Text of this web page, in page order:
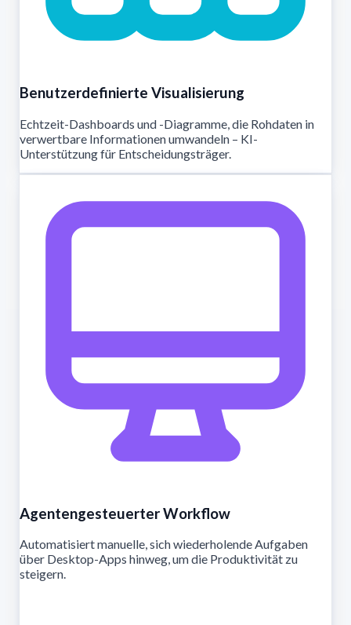
Benutzerdefinierte Visualisierung
Echtzeit-Dashboards und -Diagramme, die Rohdaten in
verwertbare Informationen umwandeln – KI-
Unterstützung für Entscheidungsträger.
Agentengesteuerter Workflow
Automatisiert manuelle, sich wiederholende Aufgaben
über Desktop-Apps hinweg, um die Produktivität zu
steigern.